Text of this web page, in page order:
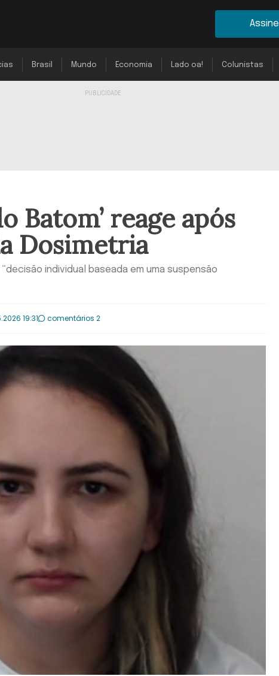
Assine
Brasil Mundo Economia Lado oa! Colunistas
Batom’ reage após
Dosimetria
individual baseada em uma suspensão
19:31 comentários 2